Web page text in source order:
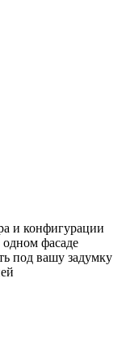
и конфигурации
фасаде
под вашу задумку